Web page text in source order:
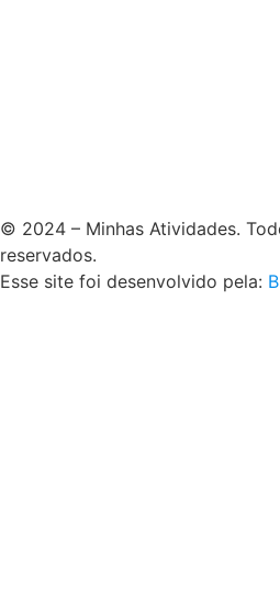
© 2024 – Minhas Atividades.
reservados.
Esse site foi desenvolvido pela: